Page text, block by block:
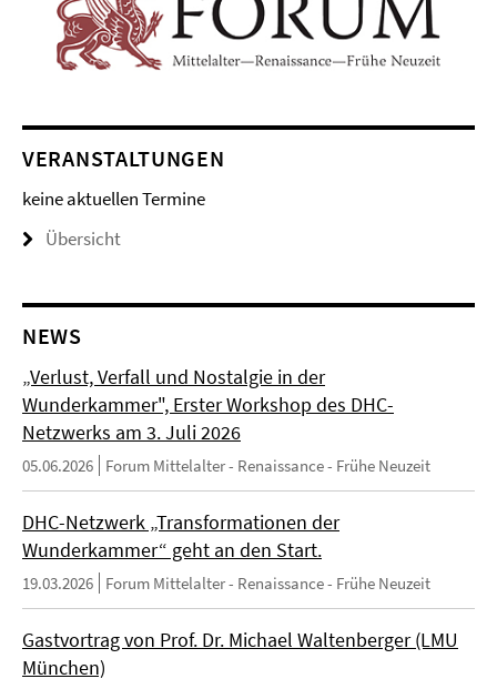
VERANSTALTUNGEN
keine aktuellen Termine
Übersicht
NEWS
„Verlust, Verfall und Nostalgie in der
Wunderkammer", Erster Workshop des DHC-
Netzwerks am 3. Juli 2026
05.06.2026 Forum Mittelalter - Renaissance - Frühe Neuzeit
DHC-Netzwerk „Transformationen der
Wunderkammer“ geht an den Start.
19.03.2026 Forum Mittelalter - Renaissance - Frühe Neuzeit
Gastvortrag von Prof. Dr. Michael Waltenberger (LMU
München)